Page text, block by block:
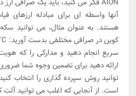
آنها واسطه ای برای مبادله ارزهای
سریع انجام دهید و مدارکی را که
ارائه دهید برای تضمین وجوه شما
توانید روش سپرده گذاری را انتخاب